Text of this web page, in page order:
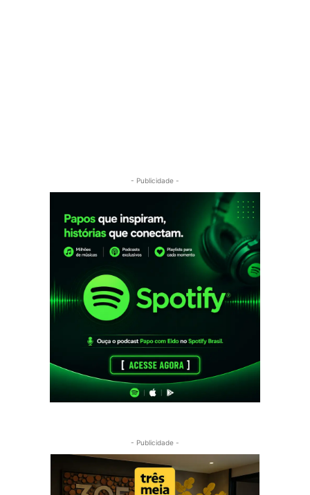
- Publicidade -
- Publicidade -